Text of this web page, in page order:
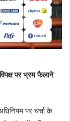
पर भ्रम फैलाने
पर चर्चा के